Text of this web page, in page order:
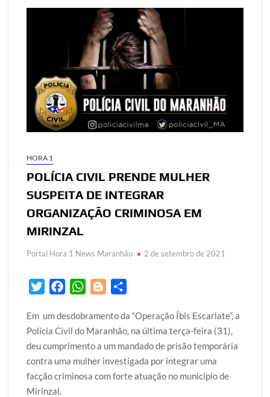
HORA 1
POLÍCIA CIVIL PRENDE MULHER
SUSPEITA DE INTEGRAR
ORGANIZAÇÃO CRIMINOSA EM
MIRINZAL
Portal Hora 1 News Maranhão 2 de setembro de 2021
i
t
t
e
r
c
e
b
o
o
W
a
t
s
A
p
o
g
g
e
r
a
r
e
Em um desdobramento da “Operação Íbis Escarlate”, a
Polícia Civil do Maranhão, na última terça-feira (31),
deu cumprimento a um mandado de prisão temporária
contra uma mulher investigada por integrar uma
facção criminosa com forte atuação no município de
Mirinzal.